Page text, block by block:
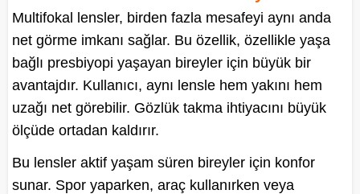
Multifokal lensler, birden fazla mesafeyi aynı anda
net görme imkanı sağlar. Bu özellik, özellikle yaşa
bağlı presbiyopi yaşayan bireyler için büyük bir
avantajdır. Kullanıcı, aynı lensle hem yakını hem
uzağı net görebilir. Gözlük takma ihtiyacını büyük
ölçüde ortadan kaldırır.
Bu lensler aktif yaşam süren bireyler için konfor
sunar. Spor yaparken, araç kullanırken veya